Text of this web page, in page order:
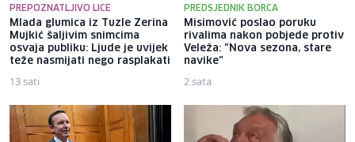
PREPOZNATLJIVO LICE
Mlada glumica iz Tuzle Zerina
Mujkić šaljivim snimcima
osvaja publiku: Ljude je uvijek
teže nasmijati nego rasplakati
13 sati
PREDSJEDNIK BORCA
Misimović poslao poruku
rivalima nakon pobjede protiv
Veleža: "Nova sezona, stare
navike"
2 sata